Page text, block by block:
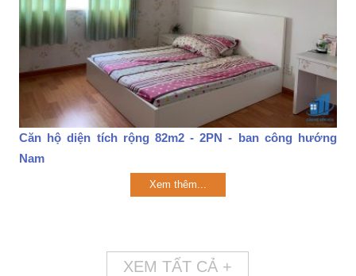
Căn hộ diện tích rộng 82m2 - 2PN - ban công hướng
Nam
Xem thêm...
XEM TẤT CẢ +